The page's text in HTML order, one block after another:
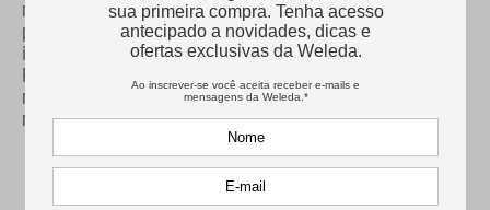
medicamento diretamente na boca sob a língua, pois a
presença de álcool pode produzir ardência em
indivíduos sensíveis.
Para obtenção de resposta terapêutica satisfatória,
recomenda-se o uso deste medicamento por pelo
menos 15 dias.